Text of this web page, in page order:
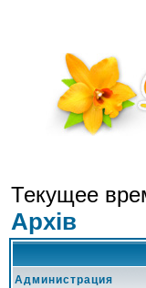
Текущее
Архів
Администрация